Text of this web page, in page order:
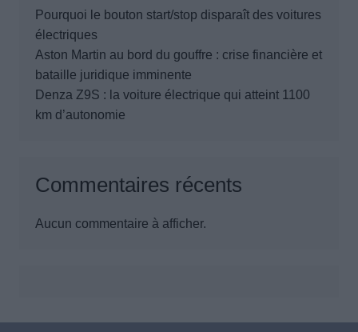
Pourquoi le bouton start/stop disparaît des voitures
électriques
Aston Martin au bord du gouffre : crise financière et
bataille juridique imminente
Denza Z9S : la voiture électrique qui atteint 1100
km d’autonomie
Commentaires récents
Aucun commentaire à afficher.